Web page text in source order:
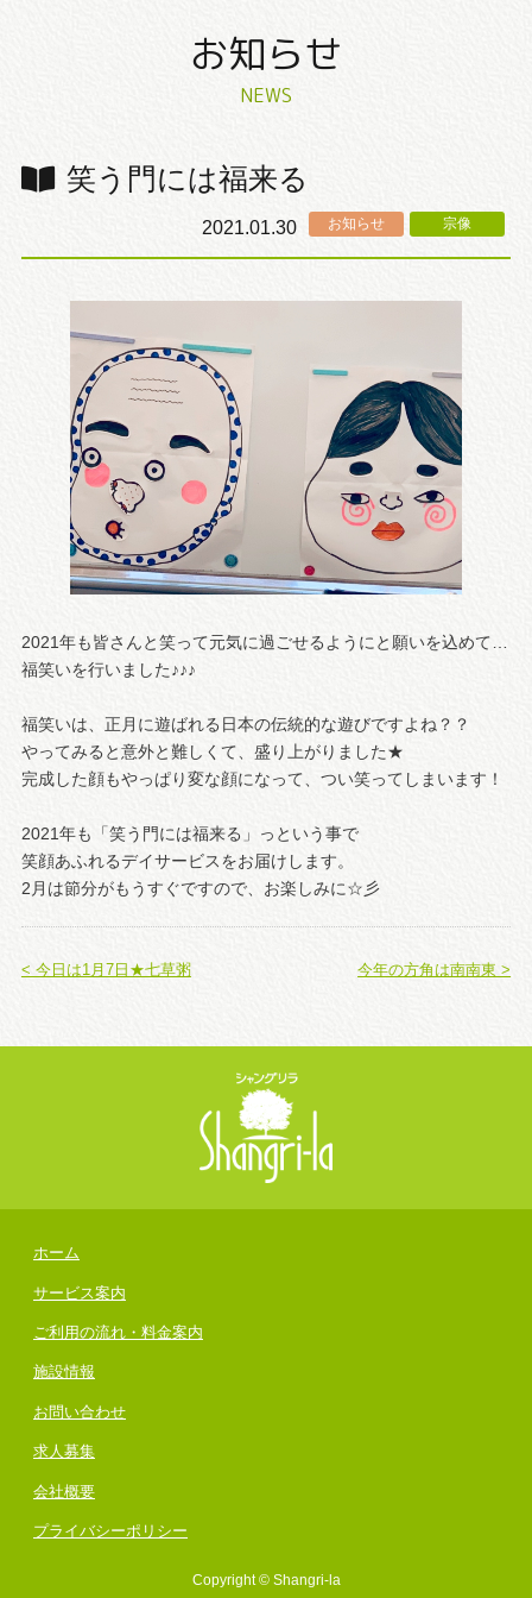
お知らせ
NEWS
笑う門には福来る
2021.01.30 お知らせ 宗像
2021年も皆さんと笑って元気に過ごせるようにと願いを込めて…
福笑いを行いました♪♪♪
福笑いは、正月に遊ばれる日本の伝統的な遊びですよね？？
やってみると意外と難しくて、盛り上がりました★
完成した顔もやっぱり変な顔になって、つい笑ってしまいます！
2021年も「笑う門には福来る」っという事で
笑顔あふれるデイサービスをお届けします。
2月は節分がもうすぐですので、お楽しみに☆彡
< 今日は1月7日★七草粥 今年の方角は南南東 >
ホーム
サービス案内
ご利用の流れ・料金案内
施設情報
お問い合わせ
求人募集
会社概要
プライバシーポリシー
Copyright © Shangri-la